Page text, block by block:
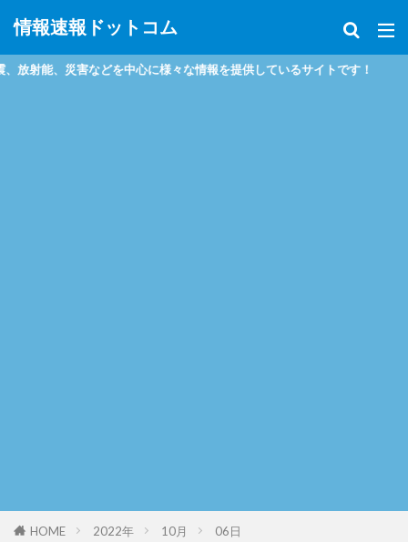
情報速報ドットコム
能、災害などを中心に様々な情報を提供しているサイトです！
HOME 2022年 10月 06日